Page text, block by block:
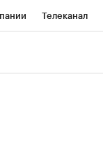
Телеканал